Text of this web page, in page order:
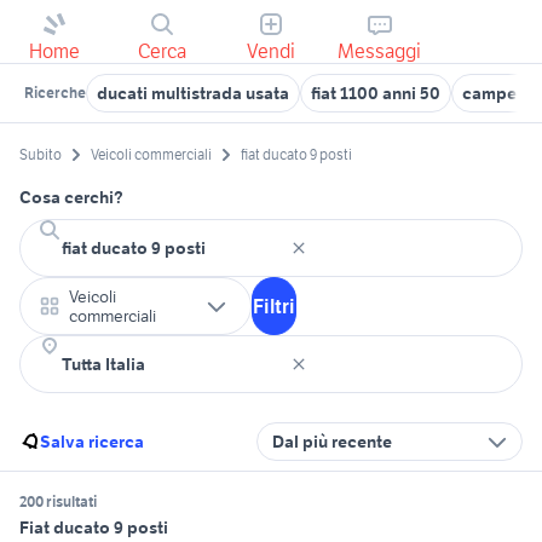
Home Cerca Vendi Messaggi
Ricerche ducati multistrada usata fiat 1100 anni 50 camper
Subito Veicoli commerciali fiat ducato 9 posti
Cosa cerchi?
Veicoli
commerciali
Filtri
Salva ricerca Dal più recente
200 risultati
Fiat ducato 9 posti